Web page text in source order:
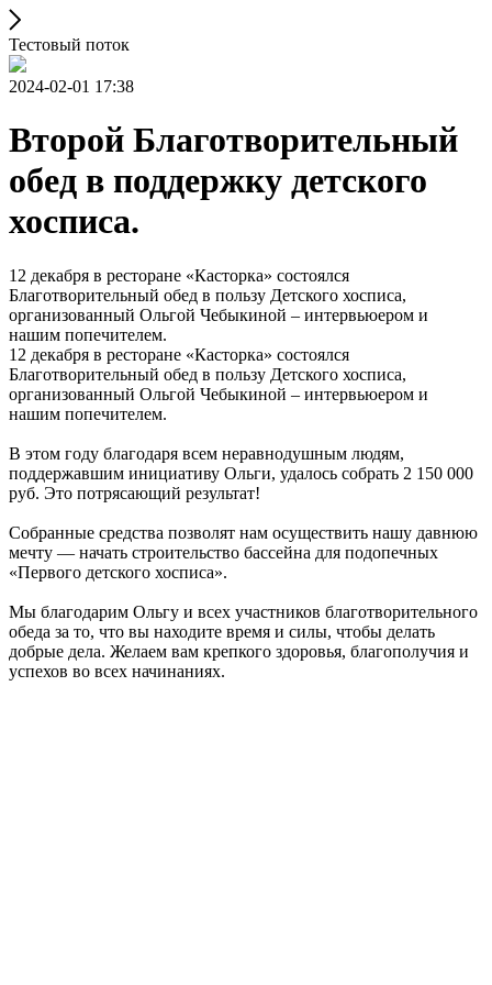
Тестовый поток
2024-02-01 17:38
Второй Благотворительный
обед в поддержку детского
хосписа.
12 декабря в ресторане «Касторка» состоялся
Благотворительный обед в пользу Детского хосписа,
организованный Ольгой Чебыкиной – интервьюером и
нашим попечителем.
12 декабря в ресторане «Касторка» состоялся
Благотворительный обед в пользу Детского хосписа,
организованный Ольгой Чебыкиной – интервьюером и
нашим попечителем.
В этом году благодаря всем неравнодушным людям,
поддержавшим инициативу Ольги, удалось собрать 2 150 000
руб. Это потрясающий результат!
Собранные средства позволят нам осуществить нашу давнюю
мечту — начать строительство бассейна для подопечных
«Первого детского хосписа».
Мы благодарим Ольгу и всех участников благотворительного
обеда за то, что вы находите время и силы, чтобы делать
добрые дела. Желаем вам крепкого здоровья, благополучия и
успехов во всех начинаниях.